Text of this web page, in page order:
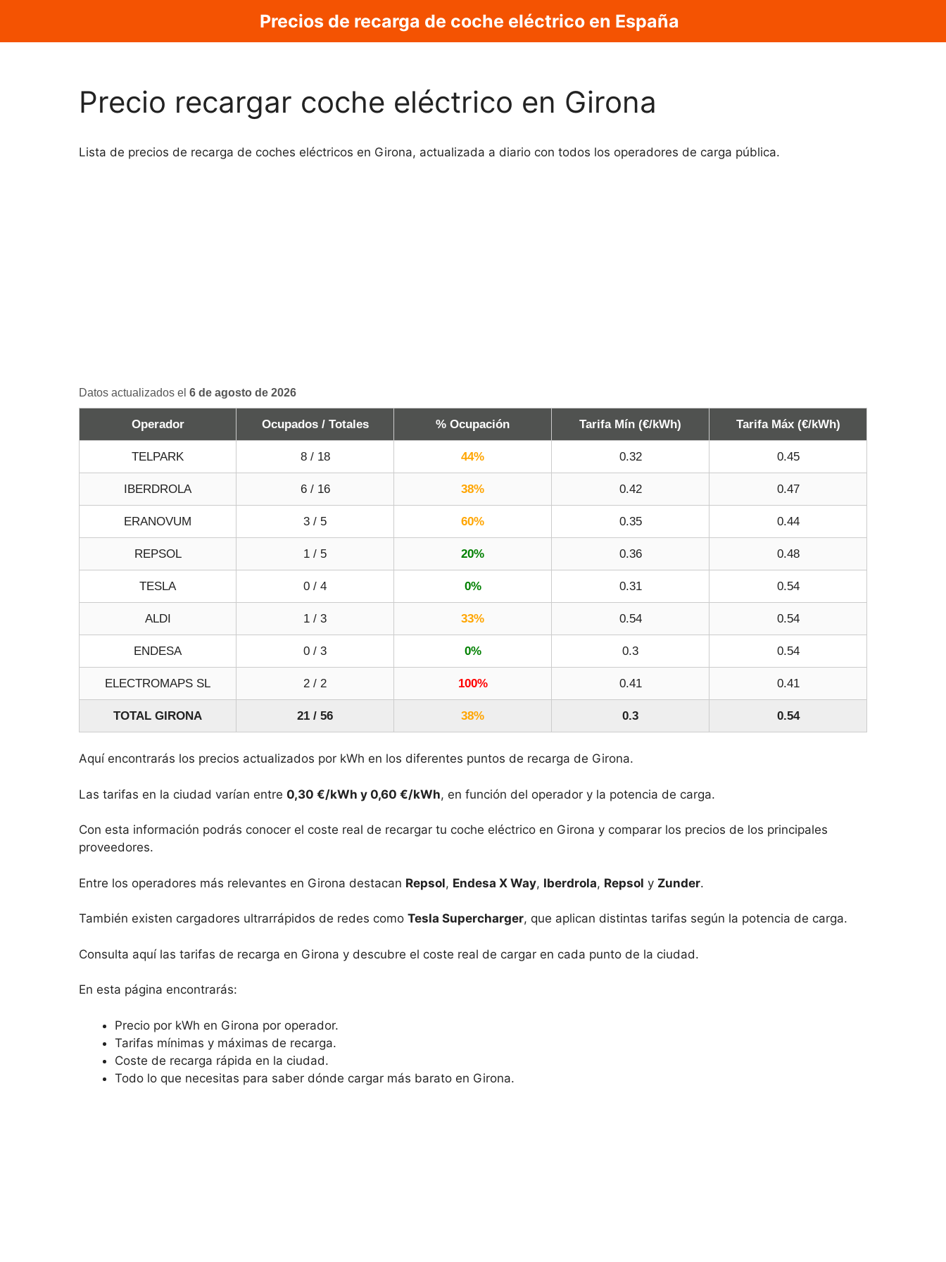
contenido
Precios de recarga de coche eléctrico en España
Precio recargar coche eléctrico en Girona
Lista de precios de recarga de coches eléctricos en Girona, actualizada a diario con todos los operadores de carga pública.
Datos actualizados el 6 de agosto de 2026
Operador Ocupados / Totales % Ocupación Tarifa Mín (€/kWh) Tarifa Máx (€/kWh)
TELPARK 8 / 18 44% 0.32 0.45
IBERDROLA 6 / 16 38% 0.42 0.47
ERANOVUM 3 / 5 60% 0.35 0.44
REPSOL 1 / 5 20% 0.36 0.48
TESLA 0 / 4 0% 0.31 0.54
ALDI 1 / 3 33% 0.54 0.54
ENDESA 0 / 3 0% 0.3 0.54
ELECTROMAPS SL 2 / 2 100% 0.41 0.41
TOTAL GIRONA 21 / 56 38% 0.3 0.54
Aquí encontrarás los precios actualizados por kWh en los diferentes puntos de recarga de Girona.
Las tarifas en la ciudad varían entre 0,30 €/kWh y 0,60 €/kWh, en función del operador y la potencia de carga.
Con esta información podrás conocer el coste real de recargar tu coche eléctrico en Girona y comparar los precios de los principales
proveedores.
Entre los operadores más relevantes en Girona destacan Repsol, Endesa X Way, Iberdrola, Repsol y Zunder.
También existen cargadores ultrarrápidos de redes como Tesla Supercharger, que aplican distintas tarifas según la potencia de carga.
Consulta aquí las tarifas de recarga en Girona y descubre el coste real de cargar en cada punto de la ciudad.
En esta página encontrarás:
Precio por kWh en Girona por operador.
Tarifas mínimas y máximas de recarga.
Coste de recarga rápida en la ciudad.
Todo lo que necesitas para saber dónde cargar más barato en Girona.